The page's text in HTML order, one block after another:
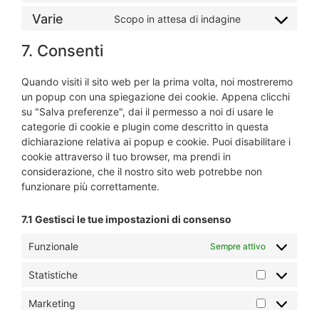
Varie Scopo in attesa di indagine
7. Consenti
Quando visiti il sito web per la prima volta, noi mostreremo
un popup con una spiegazione dei cookie. Appena clicchi
su "Salva preferenze", dai il permesso a noi di usare le
categorie di cookie e plugin come descritto in questa
dichiarazione relativa ai popup e cookie. Puoi disabilitare i
cookie attraverso il tuo browser, ma prendi in
considerazione, che il nostro sito web potrebbe non
funzionare più correttamente.
7.1 Gestisci le tue impostazioni di consenso
Funzionale Sempre attivo
Statistiche
Marketing